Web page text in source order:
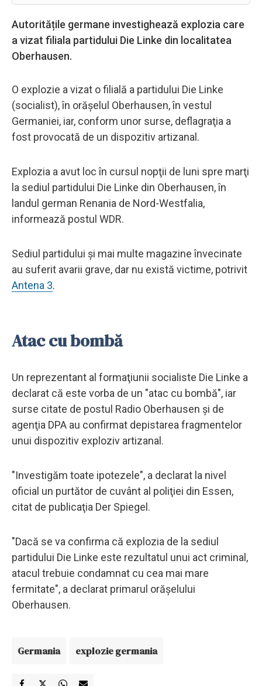
Autoritățile germane investighează explozia care
a vizat filiala partidului Die Linke din localitatea
Oberhausen.
O explozie a vizat o filială a partidului Die Linke
(socialist), în orăşelul Oberhausen, în vestul
Germaniei, iar, conform unor surse, deflagraţia a
fost provocată de un dispozitiv artizanal.
Explozia a avut loc în cursul nopţii de luni spre marţi
la sediul partidului Die Linke din Oberhausen, în
landul german Renania de Nord-Westfalia,
informează postul WDR.
Sediul partidului şi mai multe magazine învecinate
au suferit avarii grave, dar nu există victime, potrivit
Antena 3.
Atac cu bombă
Un reprezentant al formaţiunii socialiste Die Linke a
declarat că este vorba de un "atac cu bombă", iar
surse citate de postul Radio Oberhausen şi de
agenţia DPA au confirmat depistarea fragmentelor
unui dispozitiv exploziv artizanal.
"Investigăm toate ipotezele", a declarat la nivel
oficial un purtător de cuvânt al poliţiei din Essen,
citat de publicaţia Der Spiegel.
"Dacă se va confirma că explozia de la sediul
partidului Die Linke este rezultatul unui act criminal,
atacul trebuie condamnat cu cea mai mare
fermitate", a declarat primarul orăşelului
Oberhausen.
Germania explozie germania